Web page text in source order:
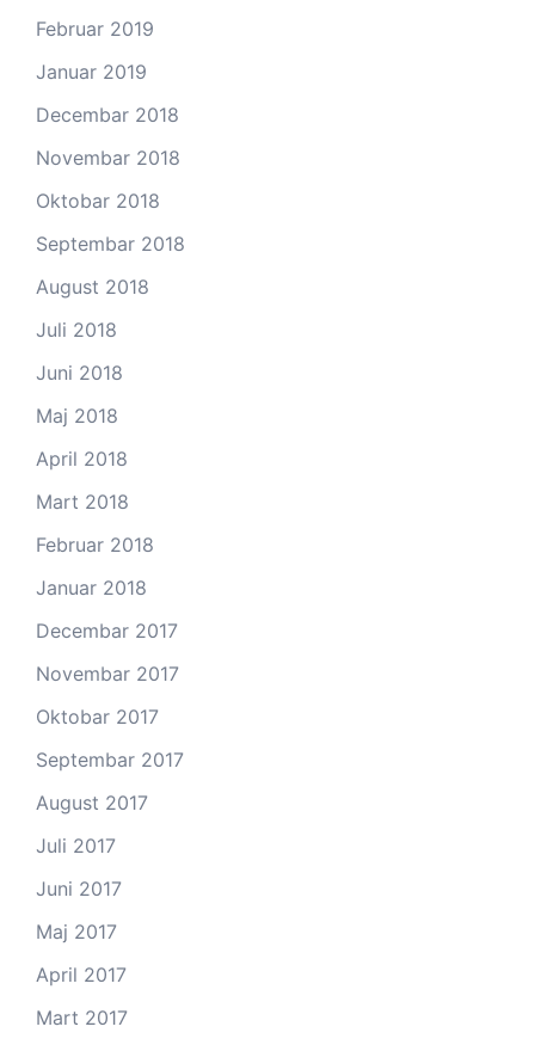
Februar 2019
Januar 2019
Decembar 2018
Novembar 2018
Oktobar 2018
Septembar 2018
August 2018
Juli 2018
Juni 2018
Maj 2018
April 2018
Mart 2018
Februar 2018
Januar 2018
Decembar 2017
Novembar 2017
Oktobar 2017
Septembar 2017
August 2017
Juli 2017
Juni 2017
Maj 2017
April 2017
Mart 2017